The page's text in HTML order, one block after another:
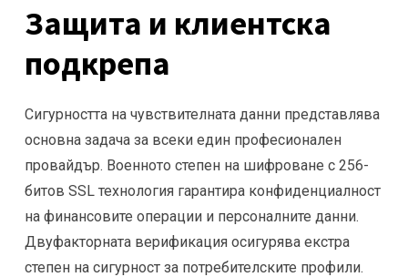
Защита и клиентска
подкрепа
Сигурността на чувствителната данни представлява
основна задача за всеки един професионален
провайдър. Военното степен на шифроване с 256-
битов SSL технология гарантира конфиденциалност
на финансовите операции и персоналните данни.
Двуфакторната верификация осигурява екстра
степен на сигурност за потребителските профили.